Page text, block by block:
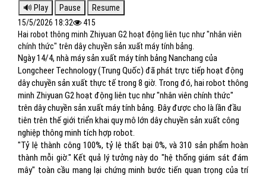
15/5/2026 18:32
415
Hai robot thông minh Zhiyuan G2 hoạt động liên tục như "nhân viên
chính thức" trên dây chuyền sản xuất máy tính bảng.
Ngày 14/4, nhà máy sản xuất máy tính bảng Nanchang của
Longcheer Technology (Trung Quốc) đã phát trực tiếp hoạt động
dây chuyền sản xuất thực tế trong 8 giờ. Trong đó, hai robot thông
minh Zhiyuan G2 hoạt động liên tục như "nhân viên chính thức"
trên dây chuyền sản xuất máy tính bảng. Đây được cho là lần đầu
tiên trên thế giới triển khai quy mô lớn dây chuyền sản xuất công
nghiệp thông minh tích hợp robot.
"Tỷ lệ thành công 100%, tỷ lệ thất bại 0%, và 310 sản phẩm hoàn
thành mỗi giờ." Kết quả lý tưởng này do "hệ thống giám sát đám
mây" toàn cầu mang lại chứng minh bước tiến quan trọng của trí